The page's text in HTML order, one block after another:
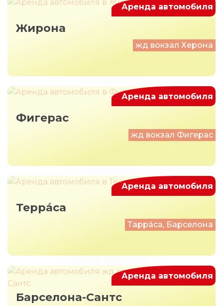
Жирона
жд вокзал Херона
Аренда автомобиля
Фигерас
жд вокзал Фигерас
Аренда автомобиля
Терра́са
Тарра́са, Барселона
Аренда автомобиля
Барселона-Сантс
Аренда автомобиля